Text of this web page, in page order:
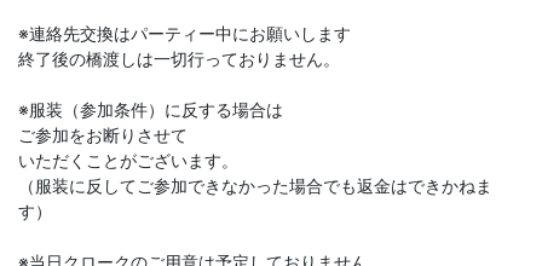
※連絡先交換はパーティー中にお願いします
終了後の橋渡しは一切行っておりません。
※服装（参加条件）に反する場合は
ご参加をお断りさせて
いただくことがございます。
（服装に反してご参加できなかった場合でも返金はできかねま
す）